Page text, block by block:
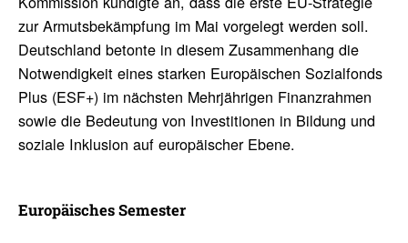
zur Armutsbekämpfung im Mai vorgelegt werden soll.
Deutschland betonte in diesem Zusammenhang die
Notwendigkeit eines starken Europäischen Sozialfonds
Plus (ESF+) im nächsten Mehrjährigen Finanzrahmen
sowie die Bedeutung von Investitionen in Bildung und
soziale Inklusion auf europäischer Ebene.
Euro­päi­sches Semester